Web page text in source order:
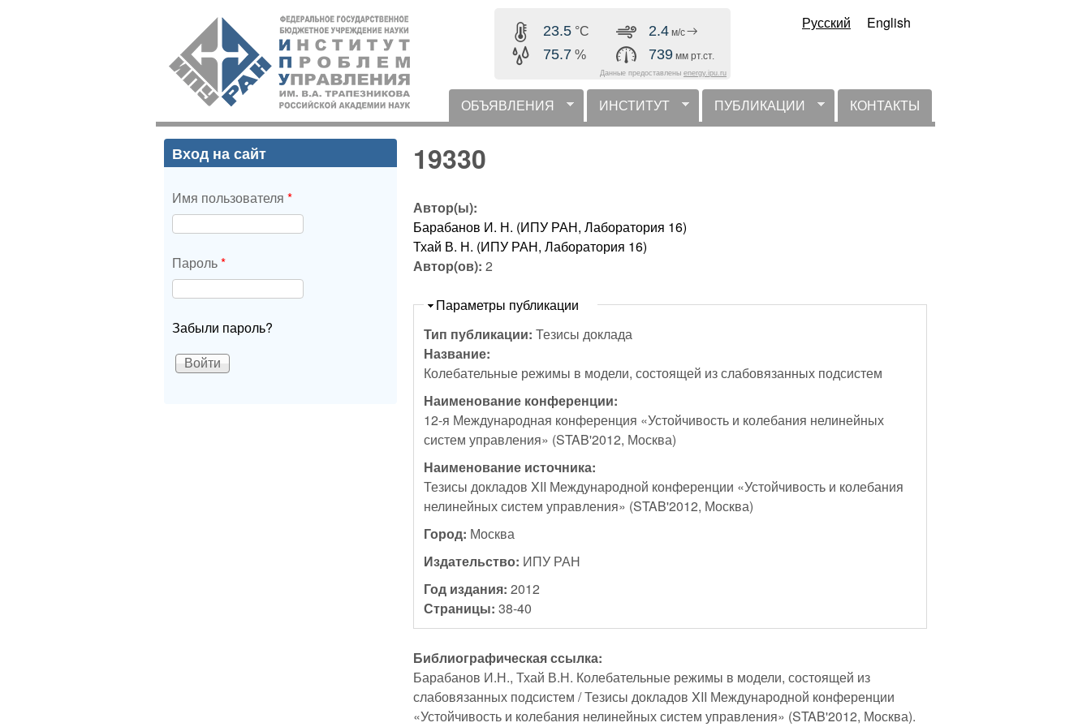
содержанию
ИПУ
РАН
23.5 °C
75.7 %
2.4 м/с
739 мм рт.ст.
Данные предоставлены energy.ipu.ru
Русский English
горизонтальное меню
ОБЪЯВЛЕНИЯ ИНСТИТУТ ПУБЛИКАЦИИ КОНТАКТЫ
19330
Автор(ы):
Барабанов И. Н. (ИПУ РАН, Лаборатория 16)
Тхай В. Н. (ИПУ РАН, Лаборатория 16)
Автор(ов):2
Скрыть
Параметры публикации
Тип публикации:Тезисы доклада
Название:
Колебательные режимы в модели, состоящей из слабовязанных подсистем
Наименование конференции:
12-я Международная конференция «Устойчивость и колебания нелинейных
систем управления» (STAB'2012, Москва)
Наименование источника:
Тезисы докладов XII Международной конференции «Устойчивость и колебания
нелинейных систем управления» (STAB'2012, Москва)
Город: Москва
Издательство: ИПУ РАН
Год издания:2012
Страницы:38-40
Библиографическая ссылка:
Барабанов И.Н., Тхай В.Н. Колебательные режимы в модели, состоящей из
слабовязанных подсистем / Тезисы докладов XII Международной конференции
«Устойчивость и колебания нелинейных систем управления» (STAB'2012, Москва).
Вход на сайт
Имя пользователя *
Пароль*
Забыли пароль?